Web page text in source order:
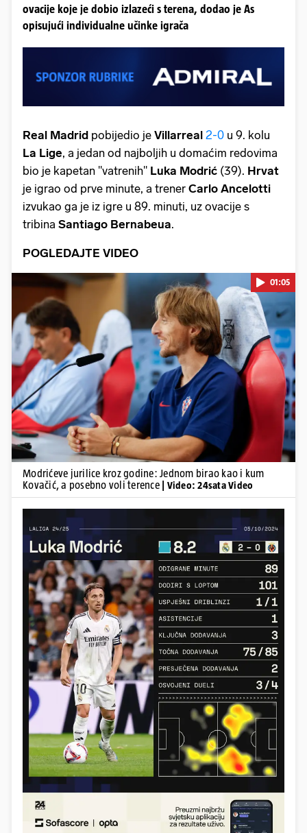
ovacije koje je dobio izlazeći s terena, dodao je As
opisujući individualne učinke igrača
Real Madrid pobijedio je Villarreal 2-0 u 9. kolu
La Lige, a jedan od najboljih u domaćim redovima
bio je kapetan "vatrenih" Luka Modrić (39). Hrvat
je igrao od prve minute, a trener Carlo Ancelotti
izvukao ga je iz igre u 89. minuti, uz ovacije s
tribina Santiago Bernabeua.
POGLEDAJTE VIDEO
Pokretanje videa...
01:05
Modrićeve jurilice kroz godine: Jednom birao kao i kum
Kovačić, a posebno voli terence
| Video: 24sata Video